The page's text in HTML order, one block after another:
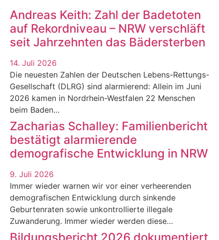
Andreas Keith: Zahl der Badetoten
auf Rekordniveau – NRW verschläft
seit Jahrzehnten das Bädersterben
14. Juli 2026
Die neuesten Zahlen der Deutschen Lebens-Rettungs-
Gesellschaft (DLRG) sind alarmierend: Allein im Juni
2026 kamen in Nordrhein-Westfalen 22 Menschen
beim Baden…
Zacharias Schalley: Familienbericht
bestätigt alarmierende
demografische Entwicklung in NRW
9. Juli 2026
Immer wieder warnen wir vor einer verheerenden
demografischen Entwicklung durch sinkende
Geburtenraten sowie unkontrollierte illegale
Zuwanderung. Immer wieder werden diese…